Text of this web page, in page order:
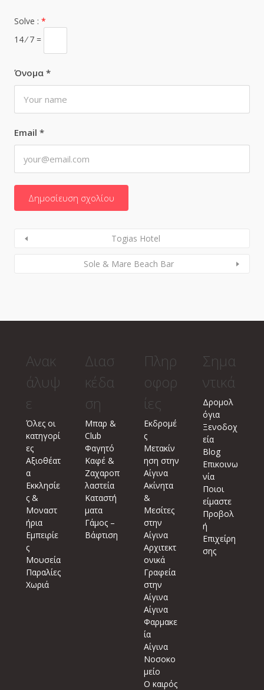
Όνομα *
Email *
Solve : *
14 ⁄ 7 =
Togias Hotel
Sole & Mare Beach Bar
Ανακ
άλυψ
ε
Όλες οι
κατηγορί
ες
Αξιοθέατ
α
Εκκλησίε
ς &
Μοναστ
ήρια
Εμπειρίε
ς
Μουσεία
Παραλίες
Χωριά
Διασ
κέδα
ση
Μπαρ &
Club
Φαγητό
Καφέ &
Ζαχαροπ
λαστεία
Καταστή
ματα
Γάμος –
Βάφτιση
Πληρ
οφορ
ίες
Εκδρομέ
ς
Μετακίν
ηση στην
Αίγινα
Ακίνητα
&
Μεσίτες
στην
Αίγινα
Αρχιτεκτ
ονικά
Γραφεία
στην
Αίγινα
Αίγινα
Φαρμακε
ία
Αίγινα
Νοσοκο
μείο
Ο καιρός
Σημα
ντικά
Δρομολ
όγια
Ξενοδοχ
εία
Blog
Επικοινω
νία
Ποιοι
είμαστε
Προβολ
ή
Επιχείρη
σης